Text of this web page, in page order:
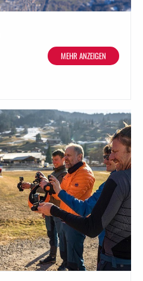
MEHR ANZEIGEN